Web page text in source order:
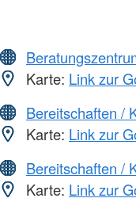
Karte: Link zur
Bereitschaften /
Karte: Link zur
Bereitschaften /
Karte: Link zur